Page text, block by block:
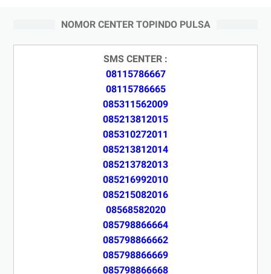
NOMOR CENTER TOPINDO PULSA
SMS CENTER :
08115786667
08115786665
085311562009
085213812015
085310272011
085213812014
085213782013
085216992010
085215082016
08568582020
085798866664
085798866662
085798866669
085798866668